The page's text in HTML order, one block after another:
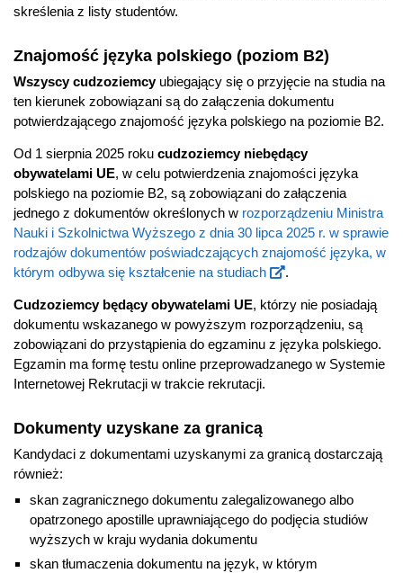
skreślenia z listy studentów.
Znajomość języka polskiego (poziom B2)
Wszyscy cudzoziemcy ubiegający się o przyjęcie na studia na
ten kierunek zobowiązani są do załączenia dokumentu
potwierdzającego znajomość języka polskiego na poziomie B2.
Od 1 sierpnia 2025 roku cudzoziemcy niebędący
obywatelami UE, w celu potwierdzenia znajomości języka
polskiego na poziomie B2, są zobowiązani do załączenia
jednego z dokumentów określonych w rozporządzeniu Ministra
Nauki i Szkolnictwa Wyższego z dnia 30 lipca 2025 r. w sprawie
rodzajów dokumentów poświadczających znajomość języka, w
którym odbywa się kształcenie na studiach
.
Cudzoziemcy będący obywatelami UE, którzy nie posiadają
dokumentu wskazanego w powyższym rozporządzeniu, są
zobowiązani do przystąpienia do egzaminu z języka polskiego.
Egzamin ma formę testu online przeprowadzanego w Systemie
Internetowej Rekrutacji w trakcie rekrutacji.
Dokumenty uzyskane za granicą
Kandydaci z dokumentami uzyskanymi za granicą dostarczają
również:
skan zagranicznego dokumentu zalegalizowanego albo
opatrzonego apostille uprawniającego do podjęcia studiów
wyższych w kraju wydania dokumentu
skan tłumaczenia dokumentu na język, w którym